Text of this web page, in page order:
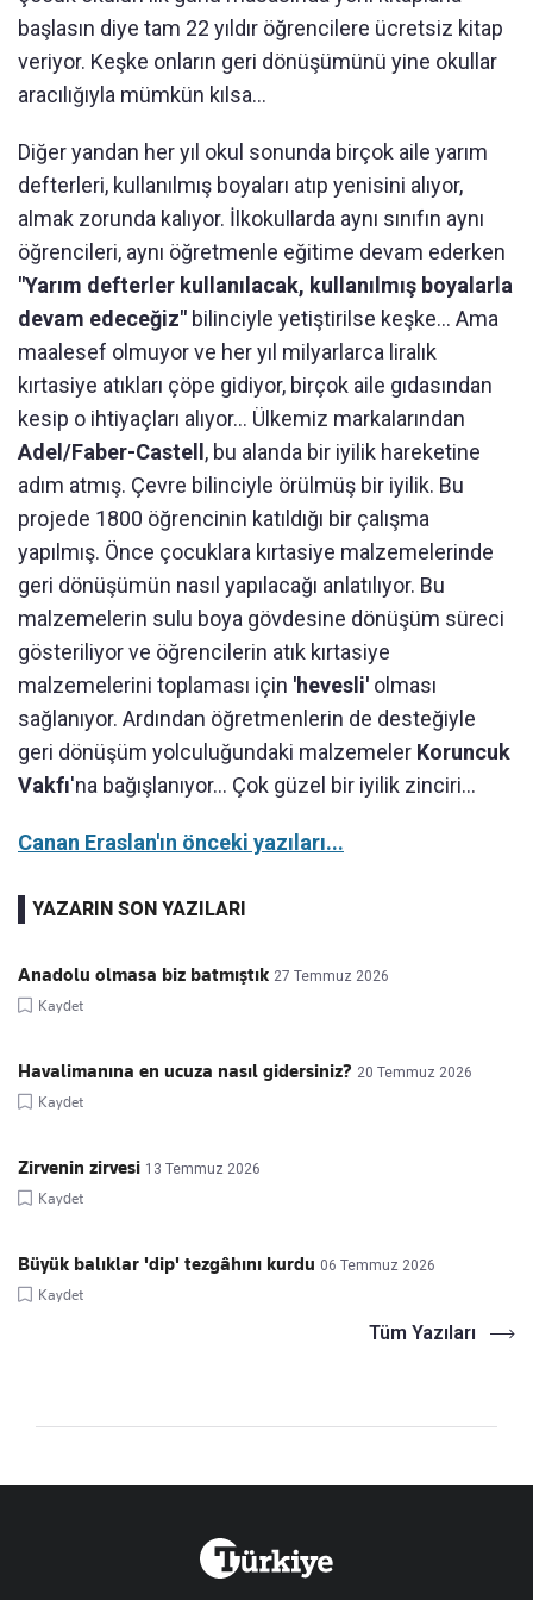
başlasın diye tam 22 yıldır öğrencilere ücretsiz kitap
veriyor. Keşke onların geri dönüşümünü yine okullar
aracılığıyla mümkün kılsa...
Diğer yandan her yıl okul sonunda birçok aile yarım
defterleri, kullanılmış boyaları atıp yenisini alıyor,
almak zorunda kalıyor. İlkokullarda aynı sınıfın aynı
öğrencileri, aynı öğretmenle eğitime devam ederken
"Yarım defterler kullanılacak, kullanılmış boyalarla
devam edeceğiz" bilinciyle yetiştirilse keşke... Ama
maalesef olmuyor ve her yıl milyarlarca liralık
kırtasiye atıkları çöpe gidiyor, birçok aile gıdasından
kesip o ihtiyaçları alıyor... Ülkemiz markalarından
Adel/Faber-Castell , bu alanda bir iyilik hareketine
adım atmış. Çevre bilinciyle örülmüş bir iyilik. Bu
projede 1800 öğrencinin katıldığı bir çalışma
yapılmış. Önce çocuklara kırtasiye malzemelerinde
geri dönüşümün nasıl yapılacağı anlatılıyor. Bu
malzemelerin sulu boya gövdesine dönüşüm süreci
gösteriliyor ve öğrencilerin atık kırtasiye
malzemelerini toplaması için 'hevesli' olması
sağlanıyor. Ardından öğretmenlerin de desteğiyle
geri dönüşüm yolculuğundaki malzemeler Koruncuk
Vakfı'na bağışlanıyor... Çok güzel bir iyilik zinciri...
Canan Eraslan'ın önceki yazıları...
YAZARIN SON YAZILARI
Anadolu olmasa biz batmıştık 27 Temmuz 2026
Kaydet
Havalimanına en ucuza nasıl gidersiniz? 20 Temmuz 2026
Kaydet
Zirvenin zirvesi 13 Temmuz 2026
Kaydet
Büyük balıklar 'dip' tezgâhını kurdu 06 Temmuz 2026
Kaydet
Tüm Yazıları